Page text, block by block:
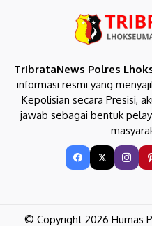
TribrataNews Polres
informasi resmi yang
Kepolisian secara Presisi,
jawab sebagai bentuk
© Copyright 2026 Humas